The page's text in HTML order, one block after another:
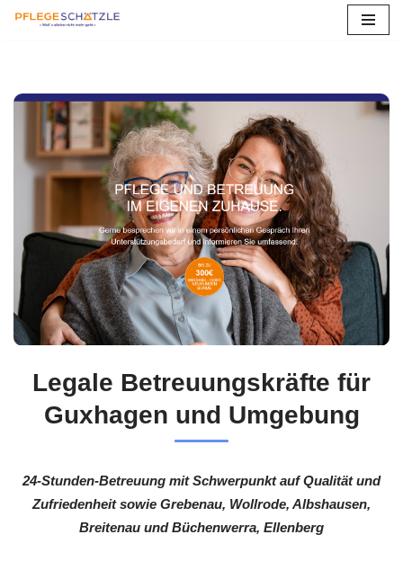
springen
Legale Betreuungskräfte für
Guxhagen und Umgebung
24-Stunden-Betreuung mit Schwerpunkt auf Qualität und
Zufriedenheit sowie Grebenau, Wollrode, Albshausen,
Breitenau und Büchenwerra, Ellenberg